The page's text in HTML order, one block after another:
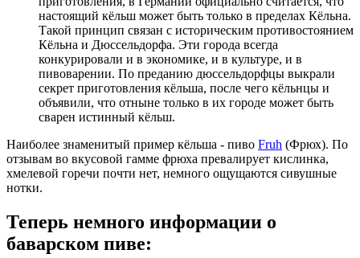
настоящий кёльш может быть только в пределах Кёльна.
Такой принцип связан с историческим противостоянием
Кёльна и Дюссельдорфа. Эти города всегда
конкурировали и в экономике, и в культуре, и в
пивоварении. По преданию дюссельдорфцы выкрали
секрет приготовления кёльша, после чего кёльнцы и
объявили, что отныне только в их городе может быть
сварен истинный кёльш.
Наиболее знаменитый пример кёльша - пиво Fruh (Фрюх). По
отзывам во вкусовой гамме фрюха превалирует кислинка,
хмелевой горечи почти нет, немного ощущаются сивушные
нотки.
Теперь немного информации о
баварском пиве: